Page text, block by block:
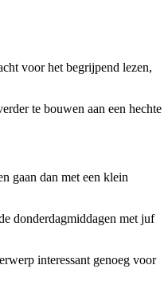
voor het begrijpend lezen,
te bouwen aan een hechte
gaan dan met een klein
donderdagmiddagen met juf
interessant genoeg voor